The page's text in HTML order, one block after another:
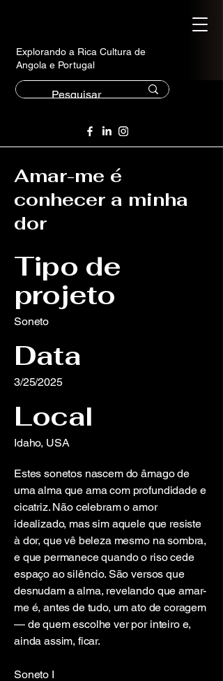
Explorando a Rica Cultura de
Angola e Portugal
Amar-me é
conhecer a minha
dor
Tipo de
projeto
Soneto
Data
3/25/2025
Local
Idaho, USA
Estes sonetos nascem do âmago de
uma alma que ama com profundidade e
cicatriz. Não celebram o amor
idealizado, mas sim aquele que resiste
à dor, que vê beleza mesmo na sombra,
e que permanece quando o riso cede
espaço ao silêncio. São versos que
desnudam a alma, revelando que amar-
me é, antes de tudo, um ato de coragem
— de quem escolhe ver por inteiro e,
ainda assim, ficar.
Soneto I